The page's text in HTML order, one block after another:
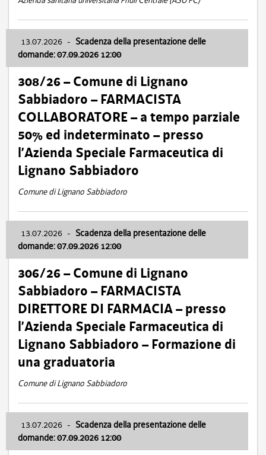
13.07.2026 - Scadenza della presentazione delle
domande: 07.09.2026 12:00
308/26 – Comune di Lignano
Sabbiadoro – FARMACISTA
COLLABORATORE – a tempo parziale
50% ed indeterminato – presso
l’Azienda Speciale Farmaceutica di
Lignano Sabbiadoro
Comune di Lignano Sabbiadoro
13.07.2026 - Scadenza della presentazione delle
domande: 07.09.2026 12:00
306/26 – Comune di Lignano
Sabbiadoro – FARMACISTA
DIRETTORE DI FARMACIA – presso
l’Azienda Speciale Farmaceutica di
Lignano Sabbiadoro – Formazione di
una graduatoria
Comune di Lignano Sabbiadoro
13.07.2026 - Scadenza della presentazione delle
domande: 07.09.2026 12:00